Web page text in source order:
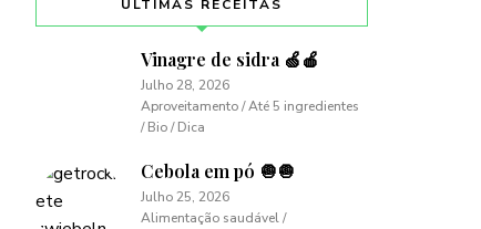
ÚLTIMAS RECEITAS
Vinagre de sidra 🍏🍎
Julho 28, 2026
Aproveitamento / Até 5 ingredientes
/ Bio / Dica
Cebola em pó 🧅🧅
Julho 25, 2026
Alimentação saudável /